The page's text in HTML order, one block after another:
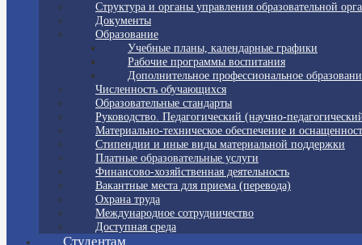
Структура и органы управления образовательной
Документы
Образование
Учебные планы, календарные графики
Рабочие программы воспитания
Дополнительное профессиональное
Численность обучающихся
Образовательные стандарты
Руководство. Педагогический (научно-
Материально-техническое обеспечение и
Стипендии и иные виды материальной поддержки
Платные образовательные услуги
Финансово-хозяйственная деятельность
Вакантные места для приема (перевода)
Охрана труда
Международное сотрудничество
Доступная среда
Студентам